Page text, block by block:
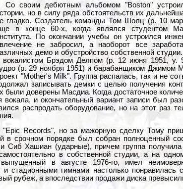
Со своим дебютным альбомом "Boston"
но в силу ряда обстоятельств их
гладко. Создатель команды Том Шолц (р. 10
в конце 60-х, когда являлся студентом
По окончании учебы он устроился
не забросил, а наоборот все
демо и обустройство собственной
вокалистом Брэдом Делпом (р. 12 июня 1951, у.
(р. 29 ноября 1951) и барабанщиком Джимом
"Mother's Milk". Группа распалась, так и не
записывать демки с целью получения
были доверены Масдиа. Когда достаточное
вокала, и окончательный вариант записи был
распродать оборудование, но на этот раз
Records", но за мажорную сделку Тому
в срочном порядке был собран полноценный
Сиб Хашиан (ударные), причем группа
в собственной студии, а на
в августе 1976-го, имел
и стадионными гимнами настолько
рубеж, а впоследствии продажи диска